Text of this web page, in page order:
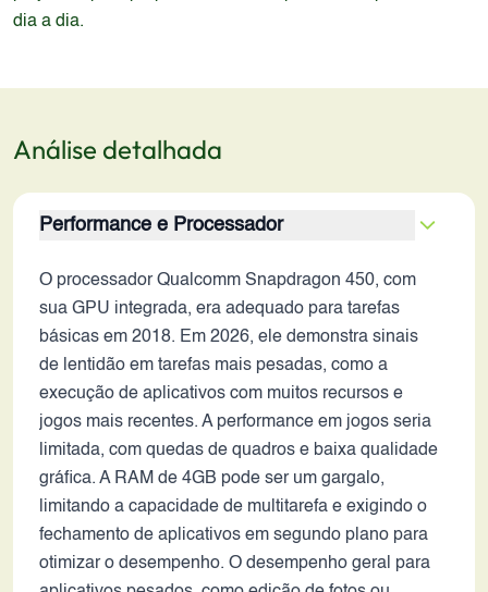
dia a dia.
Análise detalhada
Performance e Processador
O processador Qualcomm Snapdragon 450, com
sua GPU integrada, era adequado para tarefas
básicas em 2018. Em 2026, ele demonstra sinais
de lentidão em tarefas mais pesadas, como a
execução de aplicativos com muitos recursos e
jogos mais recentes. A performance em jogos seria
limitada, com quedas de quadros e baixa qualidade
gráfica. A RAM de 4GB pode ser um gargalo,
limitando a capacidade de multitarefa e exigindo o
fechamento de aplicativos em segundo plano para
otimizar o desempenho. O desempenho geral para